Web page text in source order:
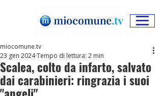
Scalea, colto da infarto, salvato
dai carabinieri: ringrazia i suoi
miocomune.tv
23 gen 2024Tempo di lettura: 2 min